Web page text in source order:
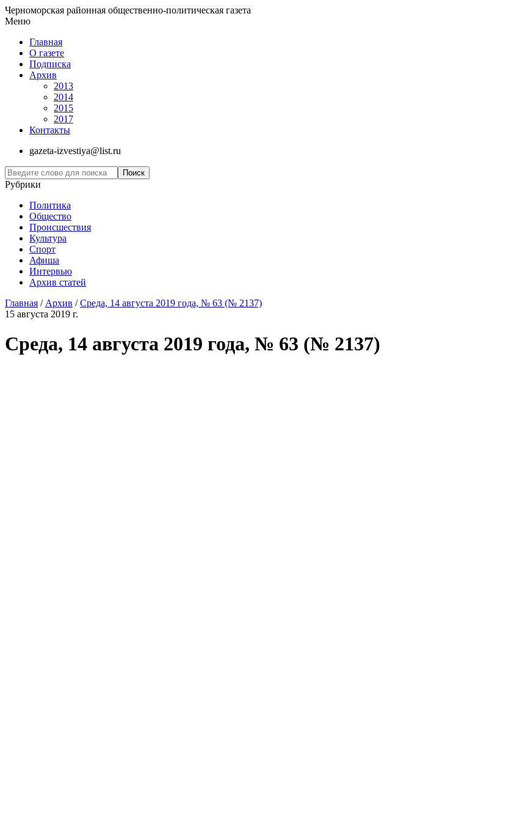
Черноморская районная общественно-политическая газета
Меню
Главная
О газете
Подписка
Архив
2013
2014
2015
2017
Контакты
gazeta-izvestiya@list.ru
Рубрики
Политика
Общество
Проиcшествия
Культура
Спорт
Афиша
Интервью
Архив статей
Главная / Архив /Среда, 14 августа 2019 года, № 63 (№ 2137)
15 августа 2019 г.
Среда, 14 августа 2019 года, № 63 (№ 2137)